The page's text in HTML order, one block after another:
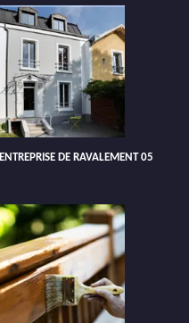
ENTREPRISE DE RAVALEMENT 05